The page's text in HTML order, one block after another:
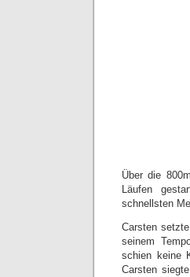
Über die
Läufen
schnellsten
Carsten
seinem
schien keine
Carsten